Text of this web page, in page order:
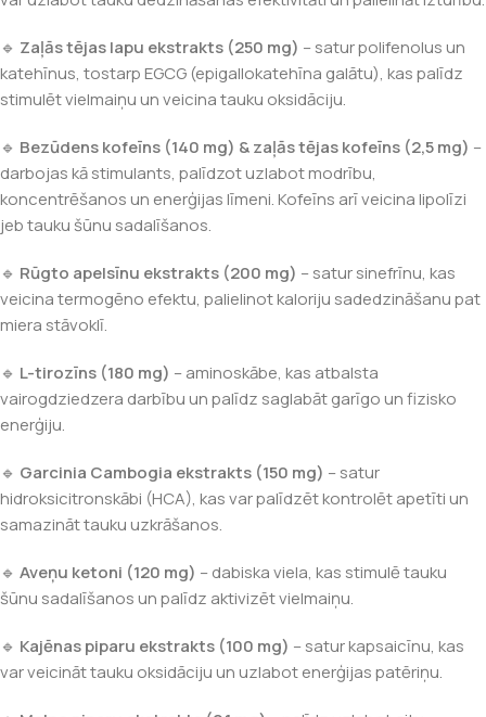
🔹 Zaļās tējas lapu ekstrakts (250 mg) – satur polifenolus un
katehīnus, tostarp EGCG (epigallokatehīna galātu), kas palīdz
stimulēt vielmaiņu un veicina tauku oksidāciju.
🔹 Bezūdens kofeīns (140 mg) & zaļās tējas kofeīns (2,5 mg) –
darbojas kā stimulants, palīdzot uzlabot modrību,
koncentrēšanos un enerģijas līmeni. Kofeīns arī veicina lipolīzi
jeb tauku šūnu sadalīšanos.
🔹 Rūgto apelsīnu ekstrakts (200 mg) – satur sinefrīnu, kas
veicina termogēno efektu, palielinot kaloriju sadedzināšanu pat
miera stāvoklī.
🔹 L-tirozīns (180 mg) – aminoskābe, kas atbalsta
vairogdziedzera darbību un palīdz saglabāt garīgo un fizisko
enerģiju.
🔹 Garcinia Cambogia ekstrakts (150 mg) – satur
hidroksicitronskābi (HCA), kas var palīdzēt kontrolēt apetīti un
samazināt tauku uzkrāšanos.
🔹 Aveņu ketoni (120 mg) – dabiska viela, kas stimulē tauku
šūnu sadalīšanos un palīdz aktivizēt vielmaiņu.
🔹 Kajēnas piparu ekstrakts (100 mg) – satur kapsaicīnu, kas
var veicināt tauku oksidāciju un uzlabot enerģijas patēriņu.